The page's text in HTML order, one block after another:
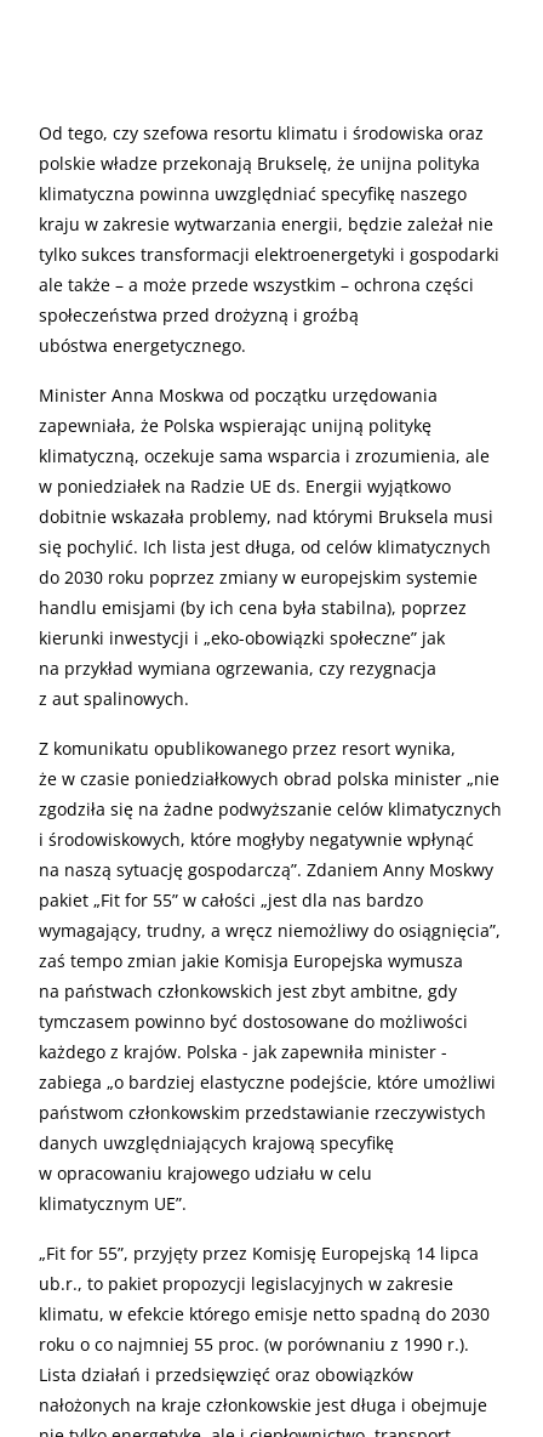
Od tego, czy szefowa resortu klimatu i środowiska oraz
polskie władze przekonają Brukselę, że unijna polityka
klimatyczna powinna uwzględniać specyfikę naszego
kraju w zakresie wytwarzania energii, będzie zależał nie
tylko sukces transformacji elektroenergetyki i gospodarki
ale także – a może przede wszystkim – ochrona części
społeczeństwa przed drożyzną i groźbą
ubóstwa energetycznego.
Minister Anna Moskwa od początku urzędowania
zapewniała, że Polska wspierając unijną politykę
klimatyczną, oczekuje sama wsparcia i zrozumienia, ale
w poniedziałek na Radzie UE ds. Energii wyjątkowo
dobitnie wskazała problemy, nad którymi Bruksela musi
się pochylić. Ich lista jest długa, od celów klimatycznych
do 2030 roku poprzez zmiany w europejskim systemie
handlu emisjami (by ich cena była stabilna), poprzez
kierunki inwestycji i „eko-obowiązki społeczne” jak
na przykład wymiana ogrzewania, czy rezygnacja
z aut spalinowych.
Z komunikatu opublikowanego przez resort wynika,
że w czasie poniedziałkowych obrad polska minister „nie
zgodziła się na żadne podwyższanie celów klimatycznych
i środowiskowych, które mogłyby negatywnie wpłynąć
na naszą sytuację gospodarczą”. Zdaniem Anny Moskwy
pakiet „Fit for 55” w całości „jest dla nas bardzo
wymagający, trudny, a wręcz niemożliwy do osiągnięcia”,
zaś tempo zmian jakie Komisja Europejska wymusza
na państwach członkowskich jest zbyt ambitne, gdy
tymczasem powinno być dostosowane do możliwości
każdego z krajów. Polska - jak zapewniła minister -
zabiega „o bardziej elastyczne podejście, które umożliwi
państwom członkowskim przedstawianie rzeczywistych
danych uwzględniających krajową specyfikę
w opracowaniu krajowego udziału w celu
klimatycznym UE”.
„Fit for 55”, przyjęty przez Komisję Europejską 14 lipca
ub.r., to pakiet propozycji legislacyjnych w zakresie
klimatu, w efekcie którego emisje netto spadną do 2030
roku o co najmniej 55 proc. (w porównaniu z 1990 r.).
Lista działań i przedsięwzięć oraz obowiązków
nałożonych na kraje członkowskie jest długa i obejmuje